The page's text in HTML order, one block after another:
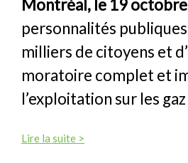
Montréal, le 19
personnalités
milliers de citoyens et
moratoire complet et
l’exploitation sur les
Lire la suite >